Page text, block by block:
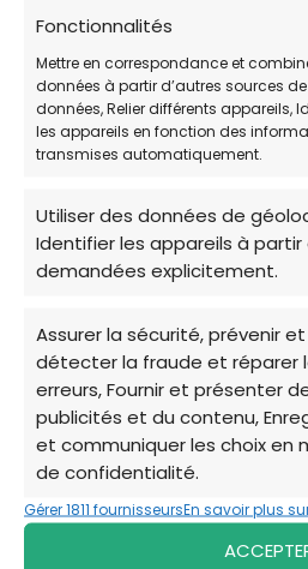
Fonctionnalités
Mettre en correspondance et
données à partir d’autres sources de
données, Relier différents appareils,
les appareils en fonction des
transmises automatiquement.
Utiliser des données de
Identifier les appareils à
demandées explicitement.
Assurer la sécurité, prévenir et
détecter la fraude et réparer
erreurs, Fournir et présenter
publicités et du contenu,
et communiquer les choix en
de confidentialité.
Gérer 1811 fournisseursEn savoir plus
ne pouvez pas
une clinique pour
Vous devez d'abord
assistant(e) social(e)
caritative qui
Participation
participation aux frais
Merci de ne pas solliciter
vétérinaires directement
afin de ne pas encombrer
d'urgence.